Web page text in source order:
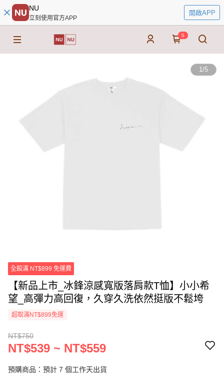
NU
立刻使用官方APP
開啟APP
0
1/5
全館滿 NT$899 免運費
【新品上市_冰鋒涼感寬版落肩款T恤】小小希
望_高彈力高回復，久穿久洗依然挺版不鬆垮
超取滿NT$899免運
NT$750
NT$539 ~ NT$559
預購商品：預計 7 個工作天出貨